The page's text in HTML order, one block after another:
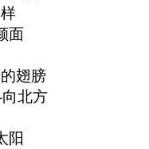
面
翅膀
阳